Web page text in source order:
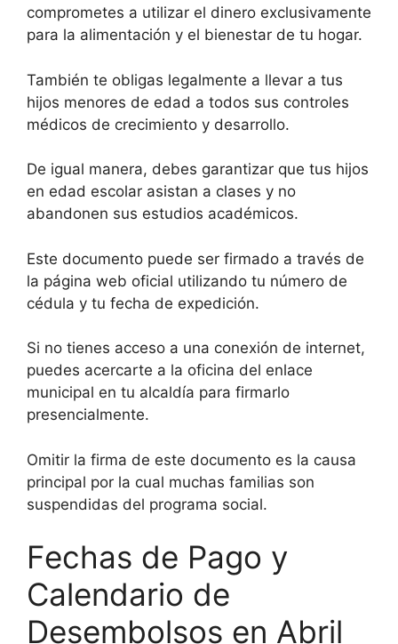
comprometes a utilizar el dinero exclusivamente
para la alimentación y el bienestar de tu hogar.
También te obligas legalmente a llevar a tus
hijos menores de edad a todos sus controles
médicos de crecimiento y desarrollo.
De igual manera, debes garantizar que tus hijos
en edad escolar asistan a clases y no
abandonen sus estudios académicos.
Este documento puede ser firmado a través de
la página web oficial utilizando tu número de
cédula y tu fecha de expedición.
Si no tienes acceso a una conexión de internet,
puedes acercarte a la oficina del enlace
municipal en tu alcaldía para firmarlo
presencialmente.
Omitir la firma de este documento es la causa
principal por la cual muchas familias son
suspendidas del programa social.
Fechas de Pago y
Calendario de
Desembolsos en Abril